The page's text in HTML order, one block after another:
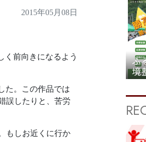
2015年05月08日
く前向きになるよう
た。この作品では
誤したりと、苦労
もしお近くに行か
ふ
境